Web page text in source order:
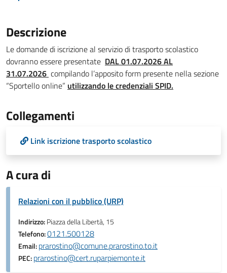
Descrizione
Le domande di iscrizione al servizio di trasporto scolastico
dovranno essere presentate DAL 01.07.2026 AL
31.07.2026 compilando l’apposito form presente nella sezione
“Sportello online” utilizzando le credenziali SPID.
Collegamenti
Link iscrizione trasporto scolastico
A cura di
Relazioni con il pubblico (URP)
Indirizzo:Piazza della Libertà, 15
Telefono:0121.500128
Email:prarostino@comune.prarostino.to.it
PEC:prarostino@cert.ruparpiemonte.it